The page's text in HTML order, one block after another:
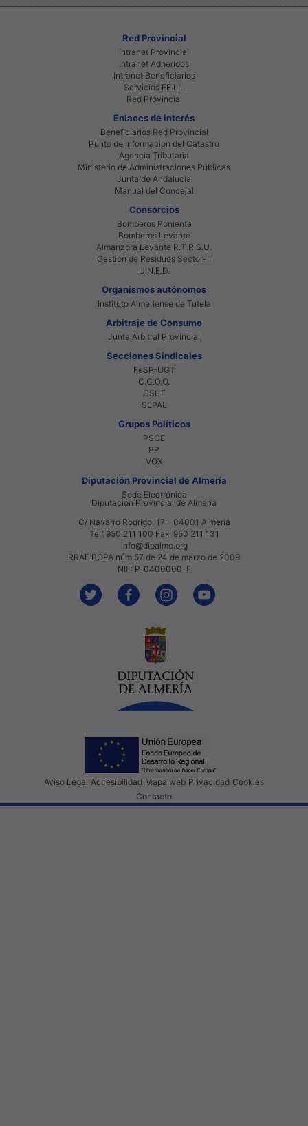
Red Provincial
Intranet Provincial
Intranet Adheridos
Intranet Beneficiarios
Servicios EE.LL.
Red Provincial
Enlaces de interés
Beneficiarios Red Provincial
Punto de Informacion del Catastro
Agencia Tributaria
Ministerio de Administraciones Públicas
Junta de Andalucia
Manual del Concejal
Consorcios
Bomberos Poniente
Bomberos Levante
Almanzora Levante R.T.R.S.U.
Gestión de Residuos Sector-II
U.N.E.D.
Organismos autónomos
Instituto Almeriense de Tutela
Arbitraje de Consumo
Junta Arbitral Provincial
Secciones Sindicales
FeSP-UGT
C.C.O.O.
CSI-F
SEPAL
Grupos Políticos
PSOE
PP
VOX
Diputación Provincial de Almería
Sede Electrónica
Diputación Provincial de Almería
C/ Navarro Rodrigo, 17 - 04001 Almería
Telf 950 211 100 Fax: 950 211 131
info@dipalme.org
RRAE BOPA núm 57 de 24 de marzo de 2009
NIF: P-0400000-F
Aviso Legal Accesibilidad Mapa web Privacidad Cookies
Contacto